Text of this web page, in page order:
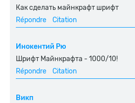
Как сделать майнкрафт шрифт
Répondre
Citation
Инокентий Рю
Шрифт Майнкрафта - 1000/10!
Répondre
Citation
Викп